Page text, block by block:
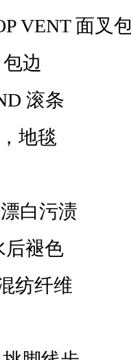
VENT 面叉
边
滚条
地毯
白污渍
褪色
纺纤维